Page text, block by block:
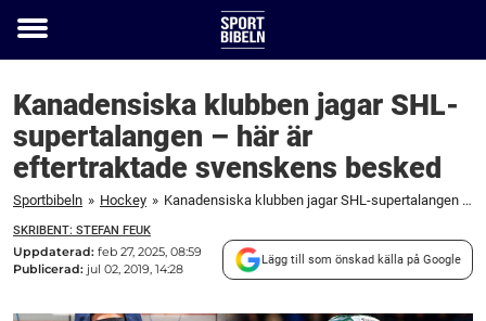
Toggle
Kanadensiska klubben jagar SHL-
supertalangen – här är
eftertraktade svenskens besked
Sportbibeln » Hockey » Kanadensiska klubben jagar SHL-supertalangen – här är eftertraktade svenskens besked
SKRIBENT: STEFAN FEUK
Uppdaterad: feb 27, 2025, 08:59
Publicerad: jul 02, 2019, 14:28
Lägg till som önskad källa på Google